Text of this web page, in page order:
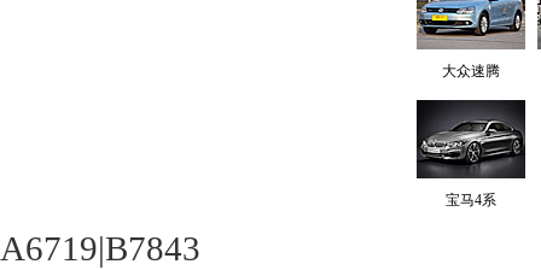
大众速腾
宝马4系
A6719|B7843